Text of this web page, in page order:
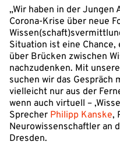
„Wir haben in der Jungen
Corona-Krise über neue
Situation ist eine
über Brücken zwischen
nachzudenken. Mit
suchen wir das Gespräch
vielleicht nur aus der
wenn auch virtuell –
Sprecher Philipp Kanske,
Neurowissenschaftler an
Dresden.